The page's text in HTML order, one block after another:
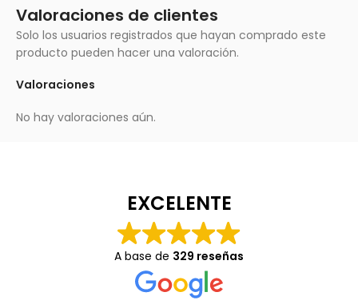
Valoraciones de clientes
Valoraciones
No hay valoraciones aún.
Solo los usuarios registrados que hayan comprado este
producto pueden hacer una valoración.
EXCELENTE
A base de 329 reseñas